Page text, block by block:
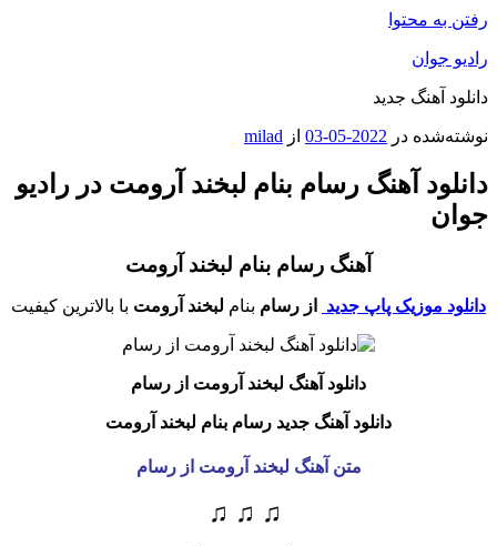
رفتن به محتوا
رادیو جوان
دانلود آهنگ جدید
نوشته‌شده در 2022-05-03 از milad
دانلود آهنگ رسام بنام لبخند آرومت در رادیو
جوان
آهنگ رسام بنام لبخند آرومت
دانلود موزیک پاپ جدید از رسام بنام لبخند آرومت با بالاترین کیفیت
دانلود آهنگ لبخند آرومت از رسام
دانلود آهنگ جدید رسام بنام لبخند آرومت
متن آهنگ لبخند آرومت از رسام
♫ ♫ ♫